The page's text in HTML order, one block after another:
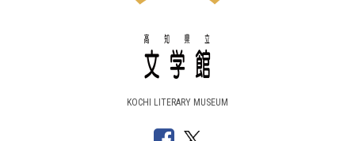
KOCHI LITERARY MUSEUM